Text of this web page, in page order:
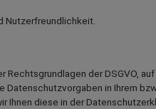
Nutzerfreundlichkeit.
Rechtsgrundlagen der DSGVO,
Datenschutzvorgaben in Ihrem
Ihnen diese in der